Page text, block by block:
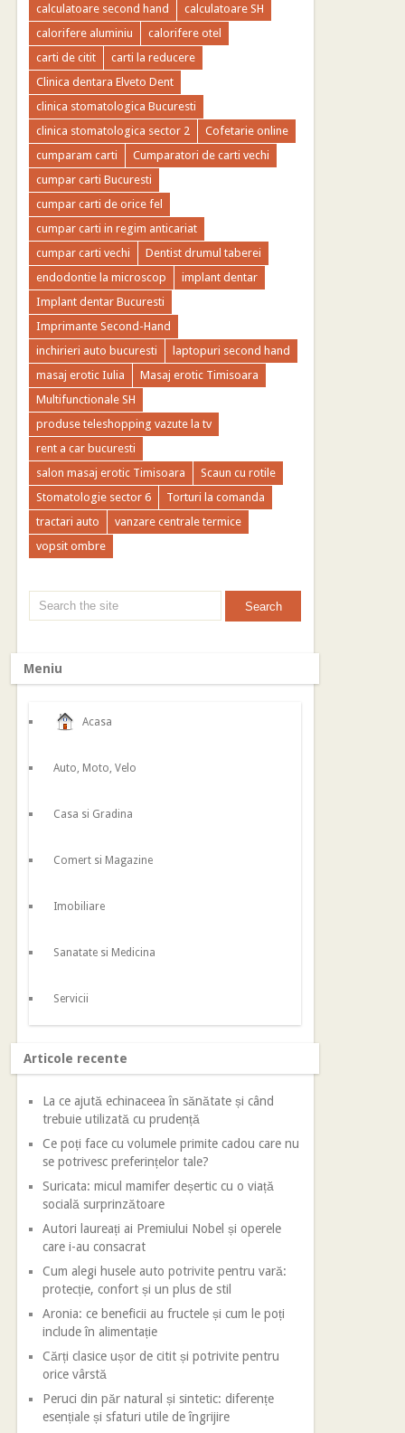
calculatoare second hand
calculatoare SH
calorifere aluminiu
calorifere otel
carti de citit
carti la reducere
Clinica dentara Elveto Dent
clinica stomatologica Bucuresti
clinica stomatologica sector 2
Cofetarie online
cumparam carti
Cumparatori de carti vechi
cumpar carti Bucuresti
cumpar carti de orice fel
cumpar carti in regim anticariat
cumpar carti vechi
Dentist drumul taberei
endodontie la microscop
implant dentar
Implant dentar Bucuresti
Imprimante Second-Hand
inchirieri auto bucuresti
laptopuri second hand
masaj erotic Iulia
Masaj erotic Timisoara
Multifunctionale SH
produse teleshopping vazute la tv
rent a car bucuresti
salon masaj erotic Timisoara
Scaun cu rotile
Stomatologie sector 6
Torturi la comanda
tractari auto
vanzare centrale termice
vopsit ombre
Meniu
Acasa
Auto, Moto, Velo
Casa si Gradina
Comert si Magazine
Imobiliare
Sanatate si Medicina
Servicii
Articole recente
La ce ajută echinaceea în sănătate și când
trebuie utilizată cu prudență
Ce poți face cu volumele primite cadou care nu
se potrivesc preferințelor tale?
Suricata: micul mamifer deșertic cu o viață
socială surprinzătoare
Autori laureați ai Premiului Nobel și operele
care i-au consacrat
Cum alegi husele auto potrivite pentru vară:
protecție, confort și un plus de stil
Aronia: ce beneficii au fructele și cum le poți
include în alimentație
Cărți clasice ușor de citit și potrivite pentru
orice vârstă
Peruci din păr natural și sintetic: diferențe
esențiale și sfaturi utile de îngrijire